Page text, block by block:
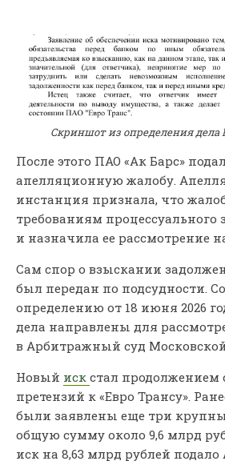
Скриншот из определения дела
После этого ПАО «Ак Барс»
апелляционную жалобу.
инстанция признала, что
требованиям процессуального
и назначила ее рассмотрение
Сам спор о взыскании
был передан по подсудности.
определению от 18 июня 2026
дела направлены для
в Арбитражный суд Московской
Новый иск стал
претензий к «Евро Трансу».
были заявлены еще три
общую сумму около 9,6 млрд
иск на 8,63 млрд рублей подало